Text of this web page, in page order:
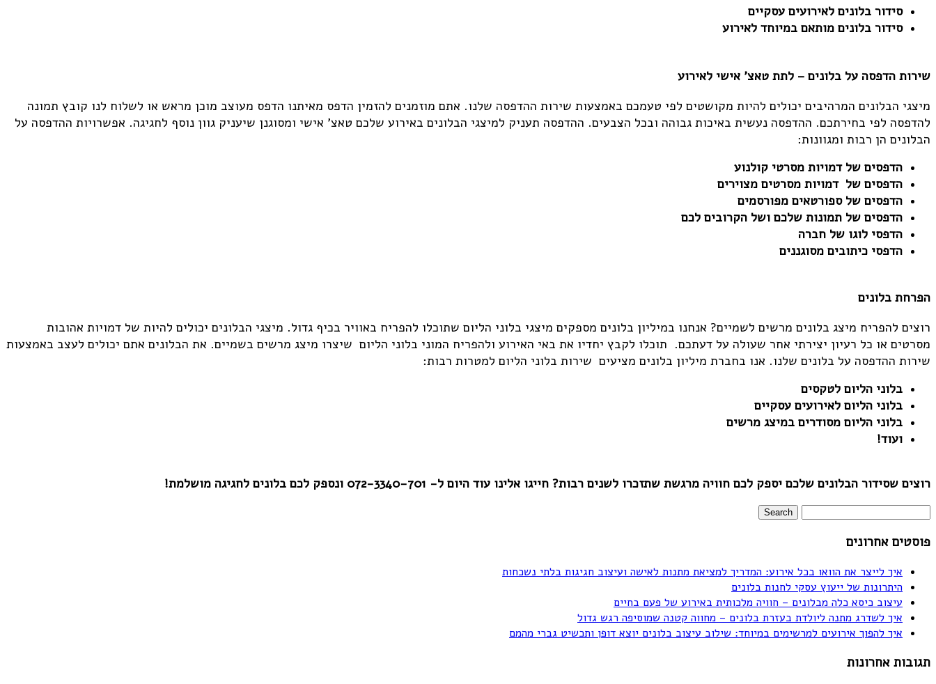
סידור בלונים לאירועים עסקיים
סידור בלונים מותאם במיוחד לאירוע
שירות הדפסה על בלונים – לתת טאצ' אישי לאירוע
מיצגי הבלונים המרהיבים יכולים להיות מקושטים לפי טעמכם באמצעות שירות ההדפסה שלנו. אתם מוזמנים להזמין הדפס מאיתנו הדפס מעוצב מוכן מראש או לשלוח לנו קובץ תמונה
להדפסה לפי בחירתכם. ההדפסה נעשית באיכות גבוהה ובכל הצבעים. ההדפסה תעניק למיצגי הבלונים באירוע שלכם טאצ' אישי ומסוגנן שיעניק גוון נוסף לחגיגה. אפשרויות ההדפסה על
הבלונים הן רבות ומגוונות:
הדפסים של דמויות מסרטי קולנוע
הדפסים של דמויות מסרטים מצוירים
הדפסים של ספורטאים מפורסמים
הדפסים של תמונות שלכם ושל הקרובים לכם
הדפסי לוגו של חברה
הדפסי כיתובים מסוגננים
הפרחת בלונים
רוצים להפריח מיצג בלונים מרשים לשמיים? אנחנו במיליון בלונים מספקים מיצגי בלוני הליום שתוכלו להפריח באוויר בכיף גדול. מיצגי הבלונים יכולים להיות של דמויות אהובות
מסרטים או כל רעיון יצירתי אחר שעולה על דעתכם. תוכלו לקבץ יחדיו את באי האירוע ולהפריח המוני בלוני הליום שיצרו מיצג מרשים בשמיים. את הבלונים אתם יכולים לעצב באמצעות
שירות ההדפסה על בלונים שלנו. אנו בחברת מיליון בלונים מציעים שירות בלוני הליום למטרות רבות:
בלוני הליום לטקסים
בלוני הליום לאירועים עסקיים
בלוני הליום מסודרים במיצג מרשים
ועוד!
רוצים שסידור הבלונים שלכם יספק לכם חוויה מרגשת שתזכרו לשנים רבות? חייגו אלינו עוד היום ל- 072-3340-701 ונספק לכם בלונים לחגיגה מושלמת!
פוסטים אחרונים
איך לייצר את הוואו בכל אירוע: המדריך למציאת מתנות לאישה ועיצוב חגיגות בלתי נשכחות
היתרונות של ייעוץ עסקי לחנות בלונים
עיצוב כיסא כלה מבלונים – חוויה מלכותית באירוע של פעם בחיים
איך לשדרג מתנה ליולדת בעזרת בלונים – מחווה קטנה שמוסיפה רגש גדול
איך להפוך אירועים למרשימים במיוחד: שילוב עיצוב בלונים יוצא דופן ותכשיט גברי מהמם
תגובות אחרונות